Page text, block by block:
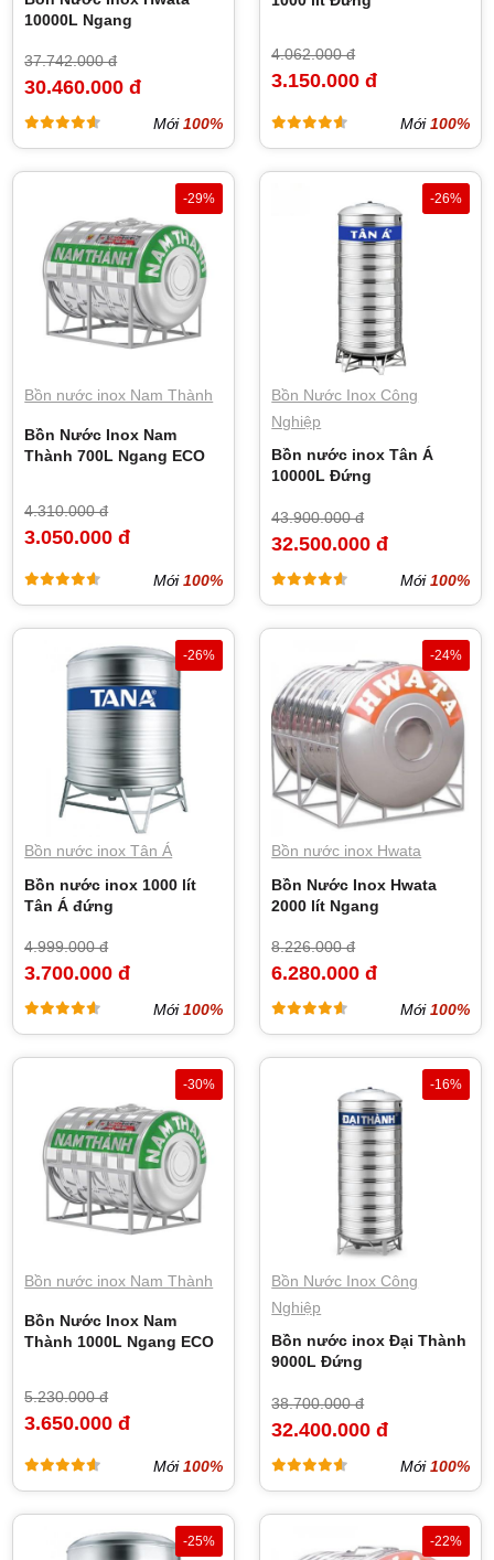
10000L Ngang
37.742.000 đ
30.460.000 đ
Mới100%
4.062.000 đ
3.150.000 đ
Mới100%
-29%
Bồn nước inox Nam Thành
Bồn Nước Inox Nam
Thành 700L Ngang ECO
4.310.000 đ
3.050.000 đ
Mới100%
-26%
Bồn Nước Inox Công
Nghiệp
Bồn nước inox Tân Á
10000L Đứng
43.900.000 đ
32.500.000 đ
Mới100%
-26%
Bồn nước inox Tân Á
Bồn nước inox 1000 lít
Tân Á đứng
4.999.000 đ
3.700.000 đ
Mới100%
-24%
Bồn nước inox Hwata
Bồn Nước Inox Hwata
2000 lít Ngang
8.226.000 đ
6.280.000 đ
Mới100%
-30%
Bồn nước inox Nam Thành
Bồn Nước Inox Nam
Thành 1000L Ngang ECO
5.230.000 đ
3.650.000 đ
Mới100%
-16%
Bồn Nước Inox Công
Nghiệp
Bồn nước inox Đại Thành
9000L Đứng
38.700.000 đ
32.400.000 đ
Mới100%
-25% -22%